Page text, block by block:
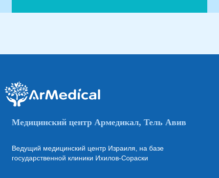
Медицинский центр Армедикал, Тель Авив
Ведущий медицинский центр Израиля, на базе
государственной клиники Ихилов-Сораски